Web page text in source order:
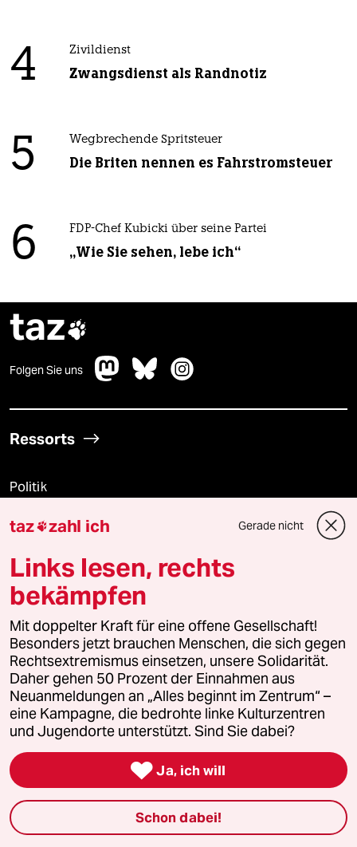
4 Zivildienst
Zwangsdienst als Randnotiz
5 Wegbrechende Spritsteuer
Die Briten nennen es Fahrstromsteuer
6 FDP-Chef Kubicki über seine Partei
„Wie Sie sehen, lebe ich“
taz
Folgen Sie uns
Ressorts
Politik
Öko
Gesellschaft
Kultur
Sport
Berlin
Nord
Wahrheit
Themen
taz zahl ich Gerade nicht
Links lesen, rechts
bekämpfen
Mit doppelter Kraft für eine offene Gesellschaft!
Besonders jetzt brauchen Menschen, die sich gegen
Rechtsextremismus einsetzen, unsere Solidarität.
Daher gehen 50 Prozent der Einnahmen aus
Neuanmeldungen an „Alles beginnt im Zentrum“ –
eine Kampagne, die bedrohte linke Kulturzentren
und Jugendorte unterstützt. Sind Sie dabei?
 Ja, ich will
Schon dabei!